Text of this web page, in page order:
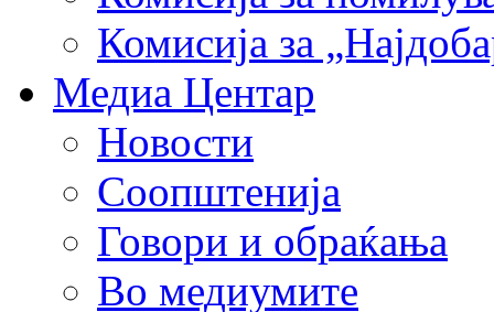
Комисија за
Медиа Центар
Новости
Соопштенија
Говори и обраќања
Во медиумите